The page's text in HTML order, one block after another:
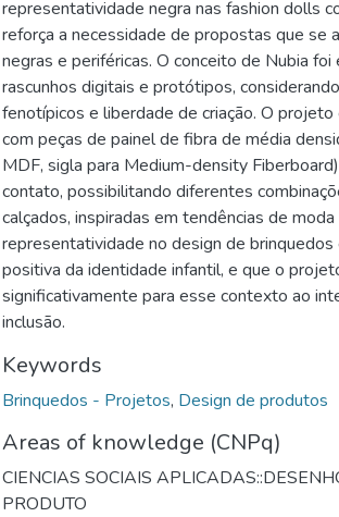
representatividade negra nas fashion dolls
reforça a necessidade de propostas que se
negras e periféricas. O conceito de Nubia
rascunhos digitais e protótipos,
fenotípicos e liberdade de criação. O
com peças de painel de fibra de média
MDF, sigla para Medium-density
contato, possibilitando diferentes
calçados, inspiradas em tendências de
representatividade no design de
positiva da identidade infantil, e que o
significativamente para esse contexto ao
inclusão.
Keywords
Brinquedos - Projetos, Design de produtos
Areas of knowledge (CNPq)
CIENCIAS SOCIAIS
PRODUTO